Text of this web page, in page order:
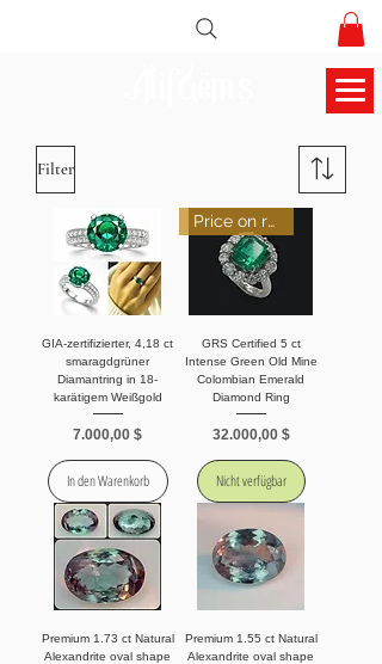
Filter
GIA-zertifizierter, 4,18 ct
smaragdgrüner
Diamantring in 18-
karätigem Weißgold
Preis
7.000,00 $
In den Warenkorb
Price on request
GRS Certified 5 ct
Intense Green Old Mine
Colombian Emerald
Diamond Ring
Preis
32.000,00 $
Nicht verfügbar
Premium 1.73 ct Natural
Alexandrite oval shape
Premium 1.55 ct Natural
Alexandrite oval shape